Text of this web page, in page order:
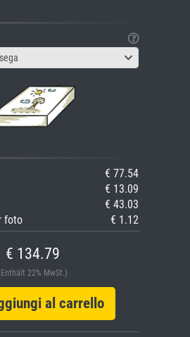
€ 77.54
€ 13.09
€ 43.03
foto
€ 1.12
€ 134.79
22% MwSt.)
al carrello